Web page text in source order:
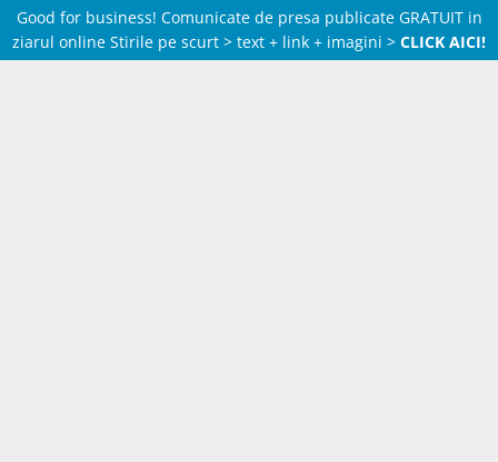
Good for business! Comunicate de presa publicate GRATUIT in
ziarul online Stirile pe scurt > text + link + imagini > CLICK AICI!